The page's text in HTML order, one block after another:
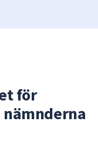
sökfältet
kommer
sökförslag
för